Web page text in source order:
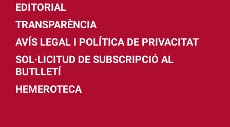
EDITORIAL
TRANSPARÈNCIA
AVÍS LEGAL I POLÍTICA DE PRIVACITAT
SOL·LICITUD DE SUBSCRIPCIÓ AL
BUTLLETÍ
HEMEROTECA